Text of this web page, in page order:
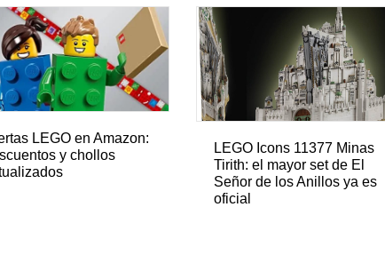
LEGO en Amazon:
y chollos
LEGO Icons 11377 Minas
Tirith: el mayor set de El
Señor de los Anillos ya es
oficial